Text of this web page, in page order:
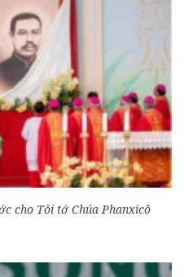
cho Tôi tớ Chúa Phanxicô